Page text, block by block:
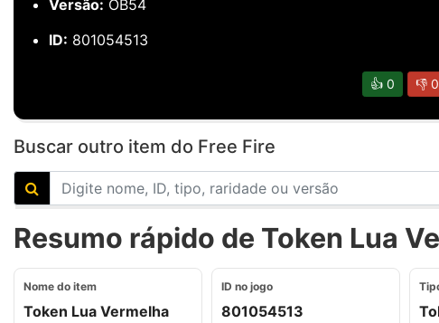
Versão: OB54
ID: 801054513
👍 0 👎 0
Buscar outro item do Free Fire
Resumo rápido de Token Lua
Nome do item
Token Lua Vermelha
ID no jogo
801054513